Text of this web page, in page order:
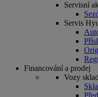
Servisní
Servis
Financování a prodej
Vozy